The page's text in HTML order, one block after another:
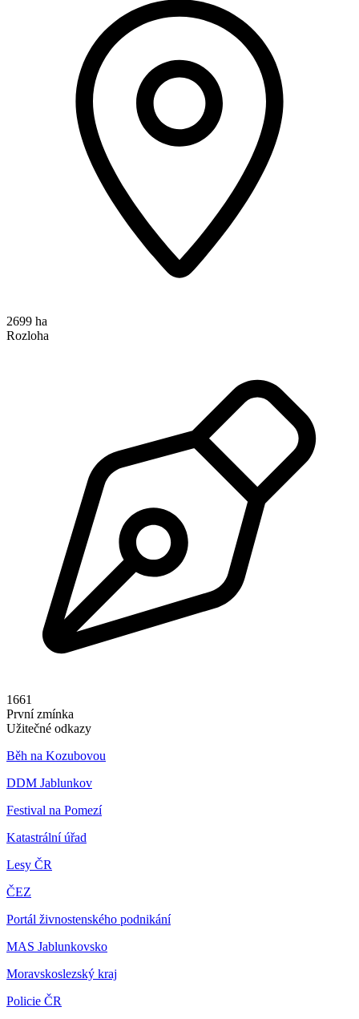
2699 ha
Rozloha
1661
První zmínka
Užitečné odkazy
Běh na Kozubovou
DDM Jablunkov
Festival na Pomezí
Katastrální úřad
Lesy ČR
ČEZ
Portál živnostenského podnikání
MAS Jablunkovsko
Moravskoslezský kraj
Policie ČR